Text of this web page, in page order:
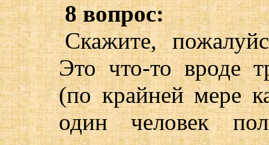
8 вопрос:
Скажите,
Это что-то вроде
(по крайней мере
один человек